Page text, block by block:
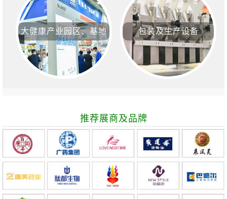
大健康产业园区、基地 包装及生产设备
推荐展商及品牌